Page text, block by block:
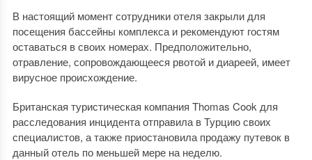
В настоящий момент сотрудники отеля закрыли для
посещения бассейны комплекса и рекомендуют гостям
оставаться в своих номерах. Предположительно,
отравление, сопровождающееся рвотой и диареей, имеет
вирусное происхождение.
Британская туристическая компания Thomas Cook для
расследования инцидента отправила в Турцию своих
специалистов, а также приостановила продажу путевок в
данный отель по меньшей мере на неделю.